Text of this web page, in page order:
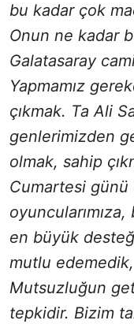
bu kadar çok
Onun ne kadar
Galatasaray
Yapmamız
çıkmak. Ta Ali
genlerimizden
olmak, sahip
Cumartesi
en büyük
mutlu
Mutsuzluğun
tepkidir. Bizim